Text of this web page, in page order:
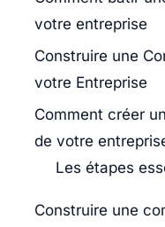
votre entreprise
Construire une
votre Entreprise
Comment créer
de votre
Les étapes
Construire une